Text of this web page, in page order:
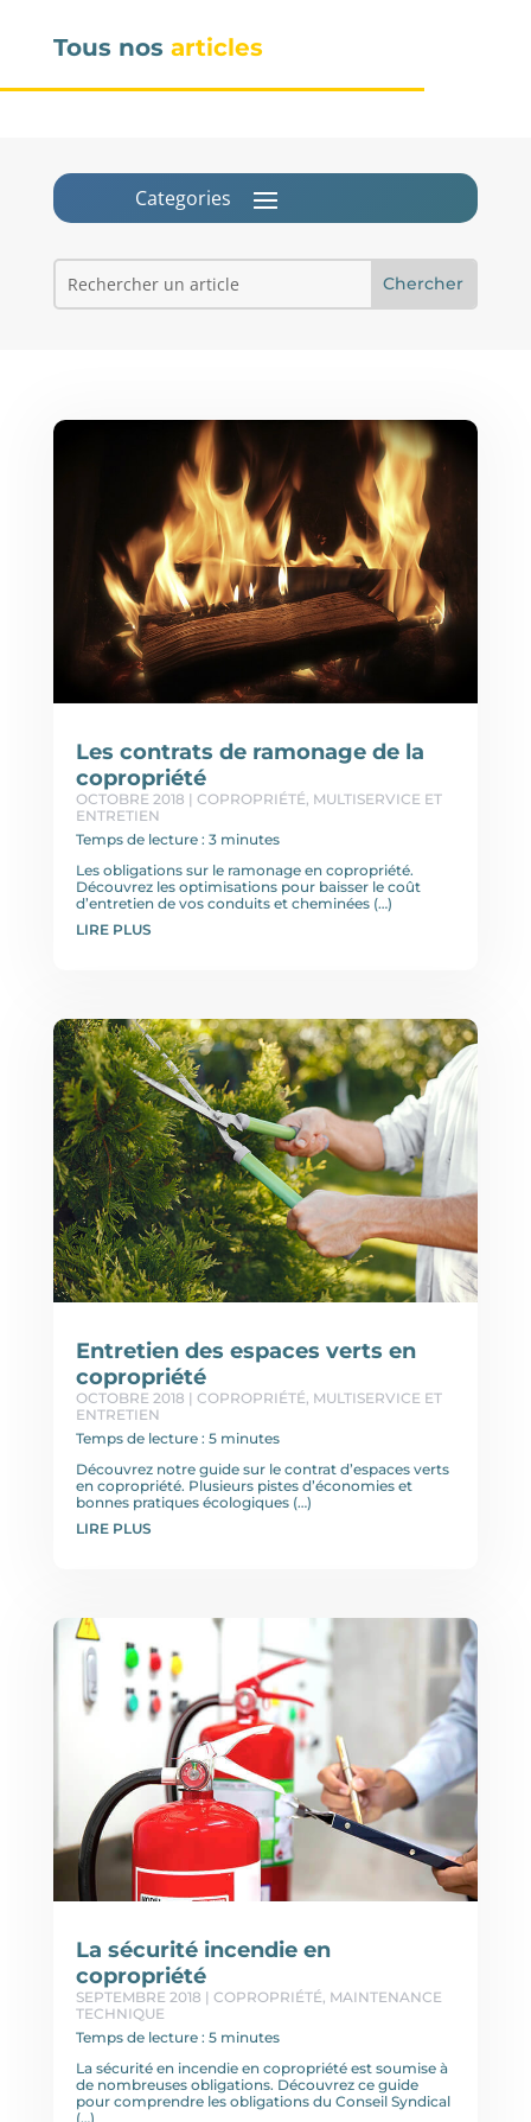
Tous nos articles
Les contrats de ramonage de la
copropriété
OCTOBRE 2018 | COPROPRIÉTÉ, MULTISERVICE ET
ENTRETIEN
Temps de lecture : 3 minutes
Les obligations sur le ramonage en copropriété.
Découvrez les optimisations pour baisser le coût
d’entretien de vos conduits et cheminées (…)
LIRE PLUS
Entretien des espaces verts en
copropriété
OCTOBRE 2018 | COPROPRIÉTÉ, MULTISERVICE ET
ENTRETIEN
Temps de lecture : 5 minutes
Découvrez notre guide sur le contrat d’espaces verts
en copropriété. Plusieurs pistes d’économies et
bonnes pratiques écologiques (…)
LIRE PLUS
La sécurité incendie en
copropriété
SEPTEMBRE 2018 | COPROPRIÉTÉ, MAINTENANCE
TECHNIQUE
Temps de lecture : 5 minutes
La sécurité en incendie en copropriété est soumise à
de nombreuses obligations. Découvrez ce guide
pour comprendre les obligations du Conseil Syndical
(…)